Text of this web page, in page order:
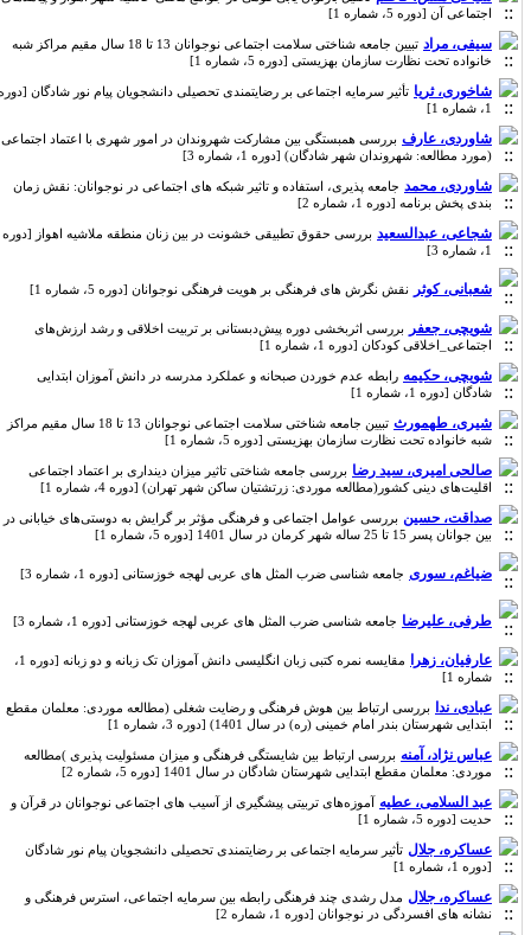
اجتماعی آن [دوره 5، شماره 1]
سیفی، مراد
تبیین جامعه شناختی سلامت اجتماعی نوجوانان 13 تا 18 سال مقیم مراکز شبه
خانواده تحت نظارت سازمان بهزیستی [دوره 5، شماره 1]
شاخوری، ثریا تأثیر سرمایه اجتماعی بر رضایتمندی تحصیلی دانشجویان پیام نور شادگان [دوره
1، شماره 1]
شاوردی، عارف بررسی همبستگی بین مشارکت شهروندان در امور شهری با اعتماد اجتماعی
(مورد مطالعه: شهروندان شهر شادگان) [دوره 1، شماره 3]
شاوردی، محمد جامعه پذیری، استفاده و تاثیر شبکه های اجتماعی در نوجوانان: نقش زمان
بندی پخش برنامه [دوره 1، شماره 2]
شجاعی، عبدالسعید بررسی حقوق تطبیقی خشونت در بین زنان منطقه ملاشیه اهواز [دوره
1، شماره 3]
شعبانی، کوثر نقش نگرش های فرهنگی بر هویت فرهنگی نوجوانان [دوره 5، شماره 1]
شویچی، جعفر بررسی اثربخشی دوره پیش‌دبستانی بر تربیت اخلاقی و رشد ارزش‌های
اجتماعی_اخلاقی کودکان [دوره 1، شماره 1]
شویچی، حکیمه رابطه عدم خوردن صبحانه و عملکرد مدرسه در دانش آموزان ابتدایی
شادگان [دوره 1، شماره 1]
شیری، طهمورث
تبیین جامعه شناختی سلامت اجتماعی نوجوانان 13 تا 18 سال مقیم مراکز
شبه خانواده تحت نظارت سازمان بهزیستی [دوره 5، شماره 1]
صالحی امیری، سید رضا بررسی جامعه شناختی تاثیر میزان دینداری بر اعتماد اجتماعی
اقلیت‌های دینی کشور(مطالعه موردی: زرتشتیان ساکن شهر تهران) [دوره 4، شماره 1]
صداقت، حسین بررسی عوامل اجتماعی و فرهنگی مؤثر بر گرایش به دوستی‌های خیابانی در
بین جوانان پسر 15 تا 25 ساله شهر کرمان در سال 1401 [دوره 5، شماره 1]
ضیاغم، سوری جامعه شناسی ضرب المثل های عربی لهجه خوزستانی [دوره 1، شماره 3]
طرفی، علیرضا جامعه شناسی ضرب المثل های عربی لهجه خوزستانی [دوره 1، شماره 3]
عارفیان، زهرا
مقایسه نمره کتبی زبان انگلیسی دانش آموزان تک زبانه و دو زبانه [دوره 1،
شماره 1]
عبادی، ندا
بررسی ارتباط بین هوش فرهنگی و رضایت شغلی (مطالعه موردی: معلمان مقطع
ابتدایی شهرستان بندر امام خمینی (ره) در سال 1401) [دوره 3، شماره 1]
عباس نژاد، آمنه بررسی ارتباط بین شایستگی فرهنگی و میزان مسئولیت پذیری )مطالعه
موردی: معلمان مقطع ابتدایی شهرستان شادگان در سال 1401 [دوره 5، شماره 2]
عبد السلامی، عطیه آموزه‌های تربیتی پیشگیری از آسیب های اجتماعی نوجوانان در قرآن و
حدیت [دوره 5، شماره 1]
عساکره، جلال تأثیر سرمایه اجتماعی بر رضایتمندی تحصیلی دانشجویان پیام نور شادگان
[دوره 1، شماره 1]
عساکره، جلال مدل رشدی چند فرهنگی رابطه بین سرمایه اجتماعی، استرس فرهنگی و
نشانه های افسردگی در نوجوانان [دوره 1، شماره 2]